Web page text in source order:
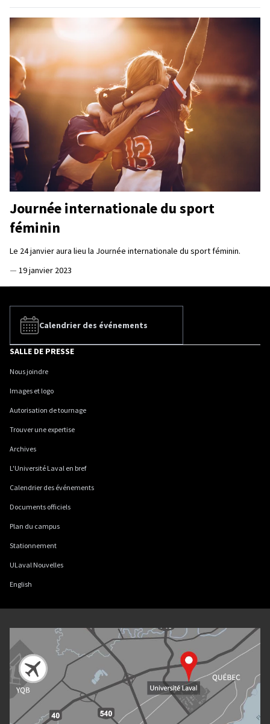
Journée internationale du sport
féminin
Le 24 janvier aura lieu la Journée internationale du sport féminin.
— 19 janvier 2023
Calendrier des événements
SALLE DE PRESSE
Nous joindre
Images et logo
Autorisation de tournage
Trouver une expertise
Archives
L'Université Laval en bref
Calendrier des événements
Documents officiels
Plan du campus
Stationnement
ULaval Nouvelles
English